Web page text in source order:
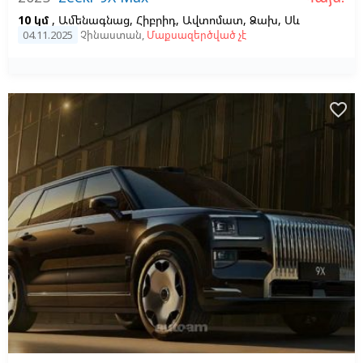
10 կմ , Ամենագնաց, Հիբրիդ, Ավտոմատ, Ձախ, Սև
04.11.2025 Չինաստան, Մաքսազերծված չէ
favorite_border